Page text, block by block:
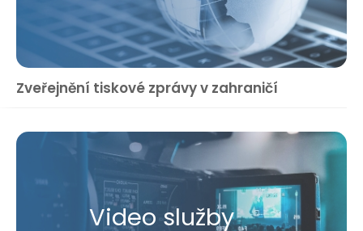
Zveřejnění tiskové zprávy v zahraničí
Video služby